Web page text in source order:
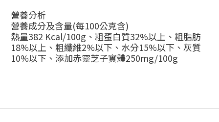
營養分析
營養成分及含量(每100公克含)
熱量382 Kcal/100g、粗蛋白質32%以上、粗脂肪
18%以上、粗纖維2%以下、 水分15%以下、灰質
10%以下、添加赤靈芝子實體250mg/100g